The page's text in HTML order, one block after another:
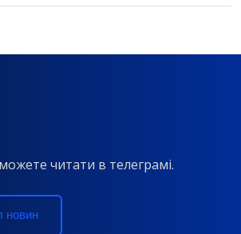
читати в телеграмі.
новин